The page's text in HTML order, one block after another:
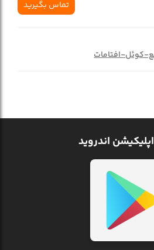
تماس بگیرید
کوئل-افتامات
اندروید